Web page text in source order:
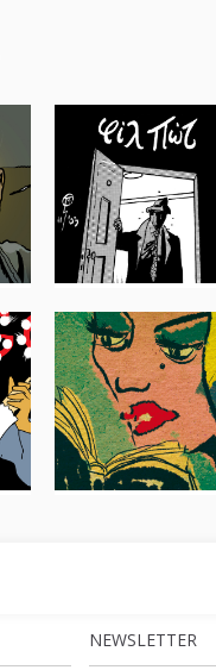
NEWSLETTER